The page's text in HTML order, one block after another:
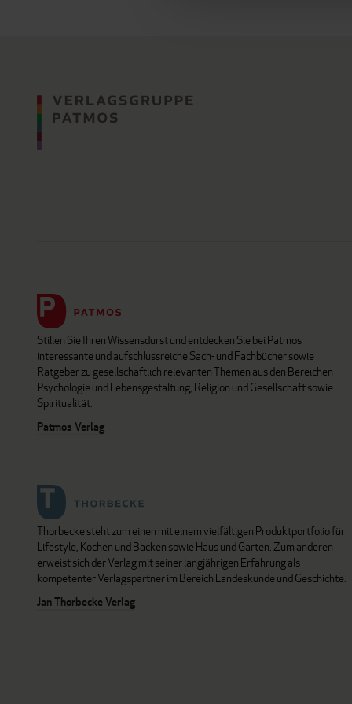
Stillen Sie Ihren Wissensdurst und entdecken Sie bei Patmos
interessante und aufschlussreiche Sach- und Fachbücher sowie
Ratgeber zu gesellschaftlich relevanten Themen aus den Bereichen
Psychologie und Lebensgestaltung, Religion und Gesellschaft sowie
Spiritualität.
Patmos Verlag
Thorbecke steht zum einen mit einem vielfältigen Produktportfolio für
Lifestyle, Kochen und Backen sowie Haus und Garten. Zum anderen
erweist sich der Verlag mit seiner langjährigen Erfahrung als
kompetenter Verlagspartner im Bereich Landeskunde und Geschichte.
Jan Thorbecke Verlag